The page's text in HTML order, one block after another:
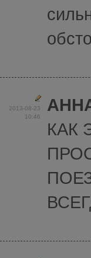
2013-08-23
10:46
КАК